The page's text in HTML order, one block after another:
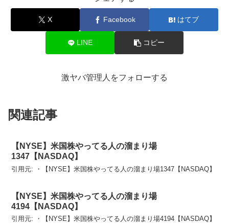
X Facebook はてブ
LINE コピー
激ヤバ管理人をフォローする
関連記事
【NYSE】米国株やってる人の溜まり場
1347【NASDAQ】
引用元: ・【NYSE】米国株やってる人の溜まり場1347【NASDAQ】
【NYSE】米国株やってる人の溜まり場
4194【NASDAQ】
引用元: ・【NYSE】米国株やってる人の溜まり場4194【NASDAQ】